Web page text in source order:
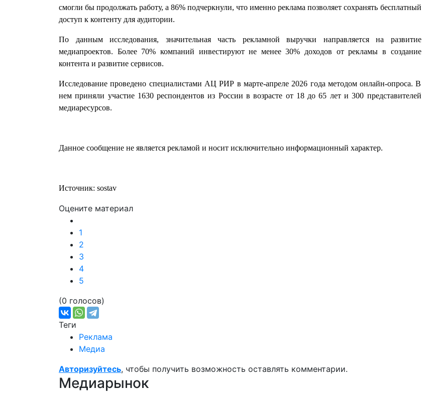
смогли бы продолжать работу, а 86% подчеркнули, что именно реклама позволяет сохранять бесплатный
доступ к контенту для аудитории.
По данным исследования, значительная часть рекламной выручки направляется на развитие
медиапроектов. Более 70% компаний инвестируют не менее 30% доходов от рекламы в создание
контента и развитие сервисов.
Исследование проведено специалистами АЦ РИР в марте-апреле 2026 года методом онлайн-опроса. В
нем приняли участие 1630 респондентов из России в возрасте от 18 до 65 лет и 300 представителей
медиаресурсов.
Данное сообщение не является рекламой и носит исключительно информационный характер.
Источник: sostav
Оцените материал
1
2
3
4
5
(0 голосов)
Теги
Реклама
Медиа
Авторизуйтесь, чтобы получить возможность оставлять комментарии.
Медиарынок